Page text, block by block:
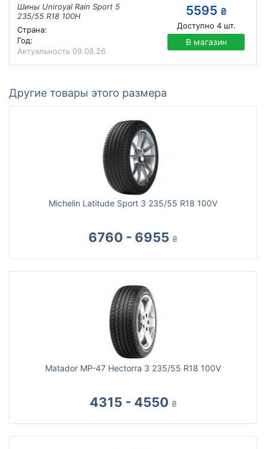
Шины Uniroyal Rain Sport 5
235/55 R18 100H
Страна:
Год:
Актуальность 09.08.26
5595 ₴
Доступно 4шт.
В магазин
Другие товары этого размера
Michelin Latitude Sport 3 235/55 R18 100V
6760 - 6955 ₴
Matador MP-47 Hectorra 3 235/55 R18 100V
4315 - 4550 ₴